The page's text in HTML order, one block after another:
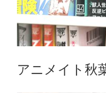
アニメイト秋